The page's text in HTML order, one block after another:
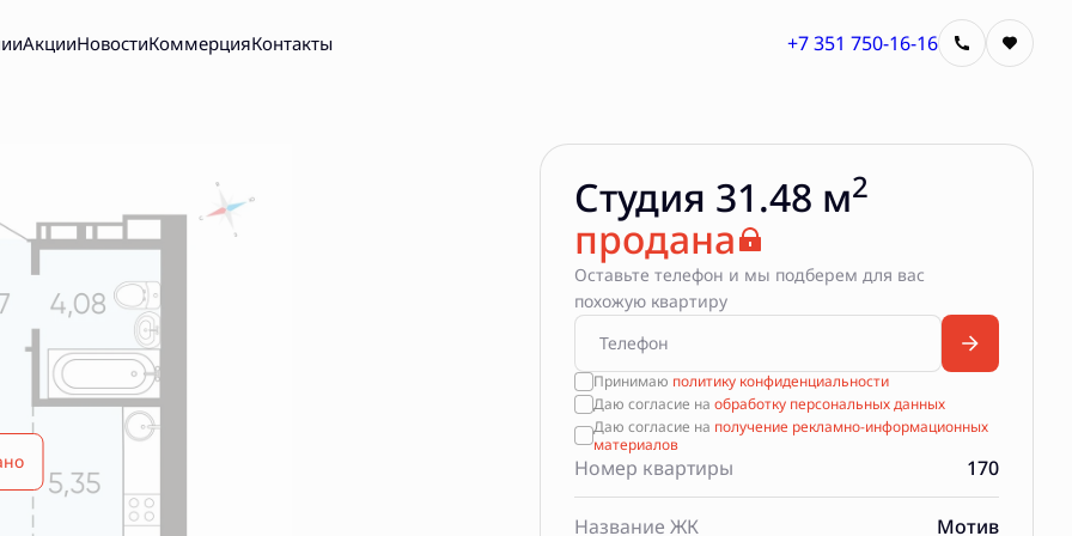
АкцииНовостиКоммерцияКонтакты +7 351 750-16-16
291 руб.
Студия 31.48 м2
продана
Оставьте телефон и мы подберем для вас
похожую квартиру
Принимаю политику конфиденциальности
Даю согласие на обработку персональных данных
Даю согласие на получение рекламно-информационных
материалов
Номер квартиры 170
Название ЖК Мотив